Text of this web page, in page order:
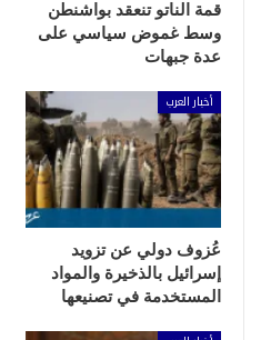
قمة الناتو تنعقد بواشنطن
وسط غموض سياسي على
عدة جبهات
أخبار العرب
عُزوف دولي عن تزويد
إسرائيل بالذخيرة والمواد
المستخدمة في تصنيعها